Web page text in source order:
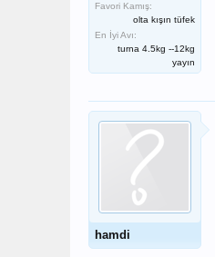
Favori Kamış:
olta kışın tüfek
En İyi Avı:
turna 4.5kg --12kg
yayın
hamdi